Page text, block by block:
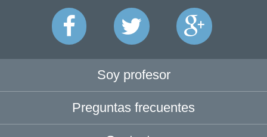
Soy profesor
Preguntas frecuentes